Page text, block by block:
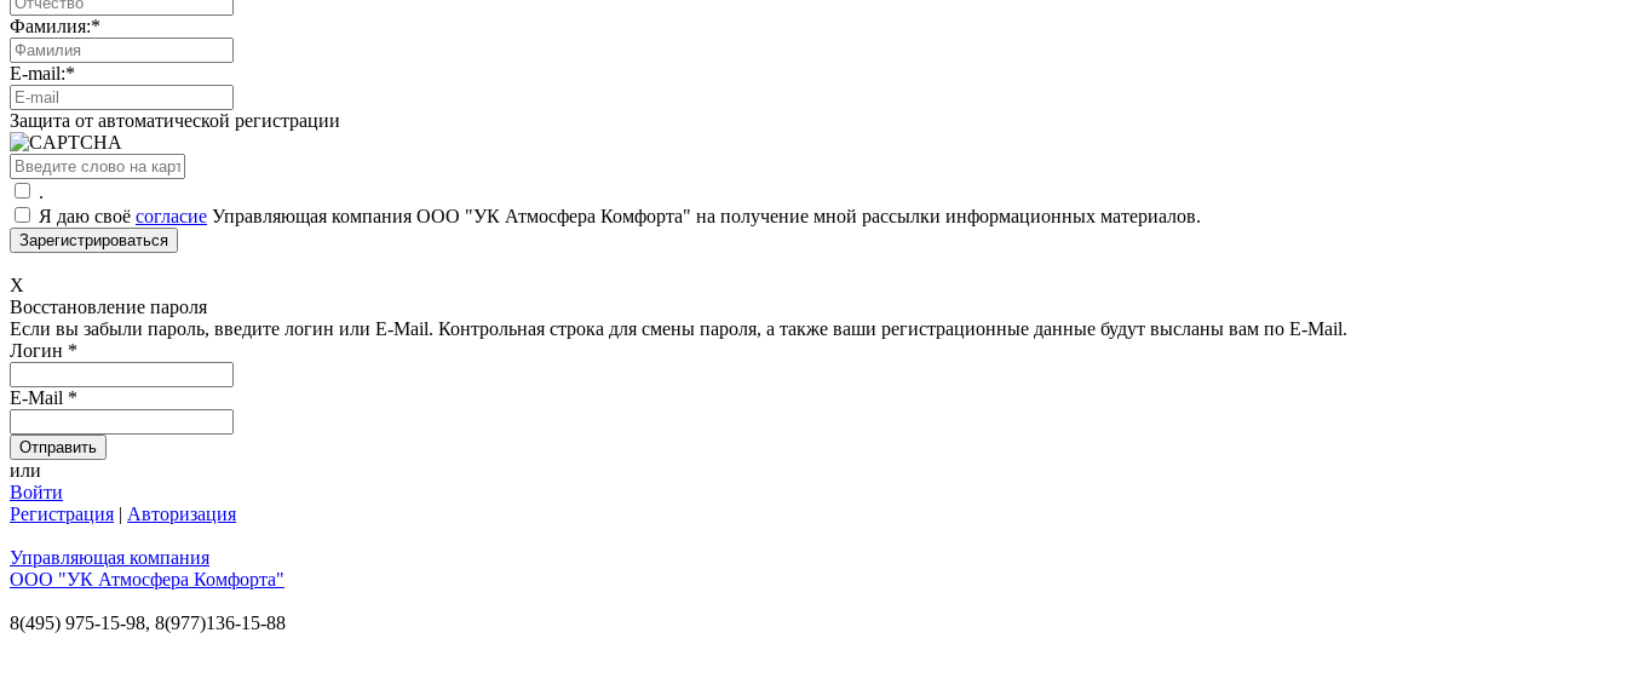
Фамилия:*
E-mail:*
Защита от автоматической регистрации
.
Я даю своё согласие Управляющая компания ООО "УК Атмосфера Комфорта" на получение мной рассылки информационных материалов.
X
Восстановление пароля
Если вы забыли пароль, введите логин или E-Mail. Контрольная строка для смены пароля, а также ваши регистрационные данные будут высланы вам по E-Mail.
Логин *
E-Mail *
или
Войти
Регистрация | Авторизация
Управляющая компания
ООО "УК Атмосфера Комфорта"
8(495) 975-15-98, 8(977)136-15-88